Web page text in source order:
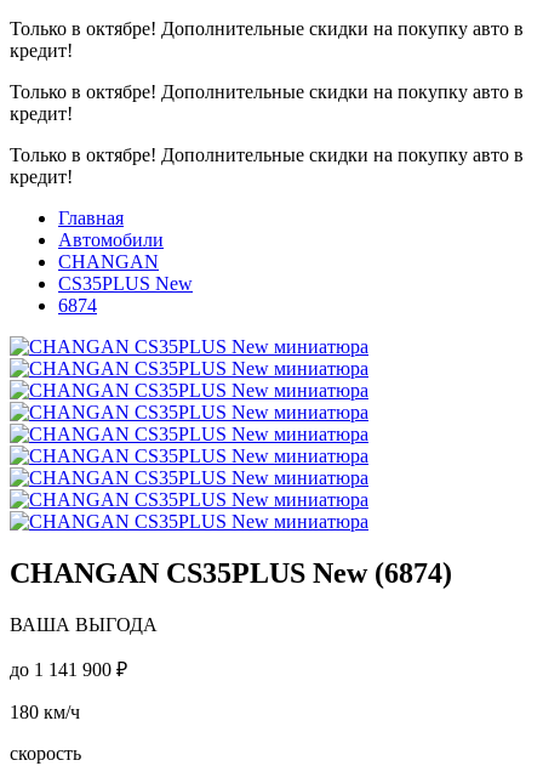
Только в октябре! Дополнительные скидки на покупку авто в
кредит!
Только в октябре! Дополнительные скидки на покупку авто в
кредит!
Только в октябре! Дополнительные скидки на покупку авто в
кредит!
Главная
Автомобили
CHANGAN
CS35PLUS New
6874
CHANGAN CS35PLUS New (6874)
ВАША ВЫГОДА
до 1 141 900 ₽
180 км/ч
скорость